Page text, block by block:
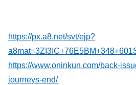
https://px.a8.net/svt/ejp?
https://www.oninkun.com/back-
journeys-end/